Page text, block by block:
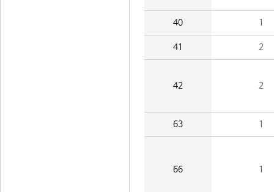
40 1
41 2
42 2
63 1
66 1